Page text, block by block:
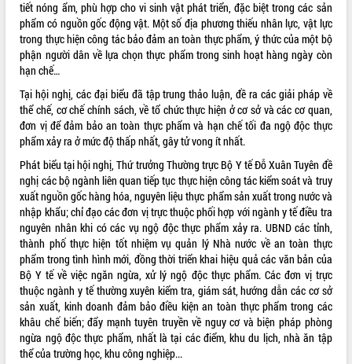
Lễ truy điệu và an táng hài cốt liệt sĩ
tại Nghĩa trang Liệt sĩ xã Sơn Hòa
Bàn giải pháp tháo gỡ khó khăn trong
xuất khẩu sầu riêng và triển khai quy
định EUDR
Thứ trưởng Bộ Nông nghiệp và Môi
trường Nguyễn Hoàng Hiệp khảo sát
vùng trồng và doanh nghiệp đóng gói
sầu riêng tại Đắk Lắk
Trình diễn nghệ thuật chế biến các
món ăn từ sầu riêng
Đắk Lắk công bố Quy hoạch và xúc
tiến đầu tư tỉnh
Ngành cá ngừ Đắk Lắk chủ động thích
ứng để giữ vững thị trường xuất khẩu
Diễn đàn Kinh tế tư nhân Việt Nam đột
phá cơ chế - Hợp tác công tư
Đề án 06 tạo bước ngoặt đột phá trong
cải cách hành chính tỉnh Đắk Lắk
Kết nối tour, đẩy mạnh chuyển đổi số
để phát triển du lịch Đắk Lắk
Hôm nay: 4176
Tất cả:
66049499
tiết nóng ẩm, phù hợp cho vi sinh vật phát triển, đặc biệt trong các sản
phẩm có nguồn gốc động vật. Một số địa phương thiếu nhân lực, vật lực
trong thực hiện công tác bảo đảm an toàn thực phẩm, ý thức của một bộ
phận người dân về lựa chọn thực phẩm trong sinh hoạt hàng ngày còn
hạn chế…
Tại hội nghị, các đại biểu đã tập trung thảo luận, đề ra các giải pháp về
thể chế, cơ chế chính sách, về tổ chức thực hiện ở cơ sở và các cơ quan,
đơn vị để đảm bảo an toàn thực phẩm và hạn chế tối đa ngộ độc thực
phẩm xảy ra ở mức độ thấp nhất, gây tử vong ít nhất.
Phát biểu tại hội nghị, Thứ trưởng Thường trực Bộ Y tế Đỗ Xuân Tuyên đề
nghị các bộ ngành liên quan tiếp tục thực hiện công tác kiểm soát và truy
xuất nguồn gốc hàng hóa, nguyên liệu thực phẩm sản xuất trong nước và
nhập khẩu; chỉ đạo các đơn vị trực thuộc phối hợp với ngành y tế điều tra
nguyên nhân khi có các vụ ngộ độc thực phẩm xảy ra. UBND các tỉnh,
thành phố thực hiện tốt nhiệm vụ quản lý Nhà nước về an toàn thực
phẩm trong tình hình mới, đồng thời triển khai hiệu quả các văn bản của
Bộ Y tế về việc ngăn ngừa, xử lý ngộ độc thực phẩm. Các đơn vị trực
thuộc ngành y tế thường xuyên kiểm tra, giám sát, hướng dẫn các cơ sở
sản xuất, kinh doanh đảm bảo điều kiện an toàn thực phẩm trong các
khâu chế biến; đẩy mạnh tuyên truyền về nguy cơ và biện pháp phòng
ngừa ngộ độc thực phẩm, nhất là tại các điểm, khu du lịch, nhà ăn tập
thể của trường học, khu công nghiệp...